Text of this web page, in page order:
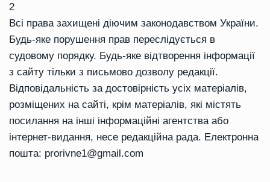
2
Всі права захищені діючим законодавством України.
Будь-яке порушення прав переслідується в
судовому порядку. Будь-яке відтворення інформації
з сайту тільки з письмово дозволу редакції.
Відповідальність за достовірність усіх матеріалів,
розміщених на сайті, крім матеріалів, які містять
посилання на інші інформаційні агентства або
інтернет-видання, несе редакційна рада. Електронна
пошта: prorivne1@gmail.com